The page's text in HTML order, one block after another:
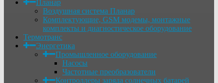
Планар
Воздушная система Планар
Комплектующие, GSM модемы, монтажные
комплекты и диагностическое оборудование
Термотранс
Энергетика
Промышленное оборудование
Насосы
Частотные преобразователи
Контроллеры заряда солнечных батарей